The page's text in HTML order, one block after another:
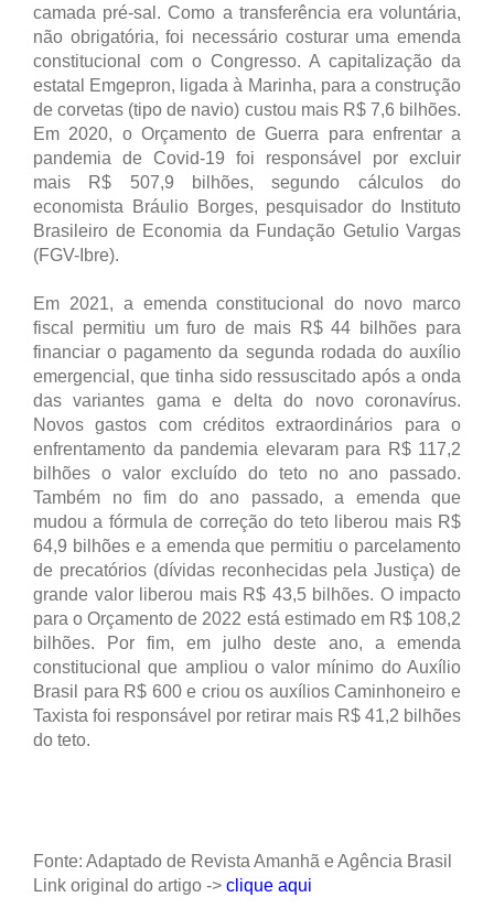
camada pré-sal. Como a transferência era voluntária,
não obrigatória, foi necessário costurar uma emenda
constitucional com o Congresso. A capitalização da
estatal Emgepron, ligada à Marinha, para a construção
de corvetas (tipo de navio) custou mais R$ 7,6 bilhões.
Em 2020, o Orçamento de Guerra para enfrentar a
pandemia de Covid-19 foi responsável por excluir
mais R$ 507,9 bilhões, segundo cálculos do
economista Bráulio Borges, pesquisador do Instituto
Brasileiro de Economia da Fundação Getulio Vargas
(FGV-Ibre).
Em 2021, a emenda constitucional do novo marco
fiscal permitiu um furo de mais R$ 44 bilhões para
financiar o pagamento da segunda rodada do auxílio
emergencial, que tinha sido ressuscitado após a onda
das variantes gama e delta do novo coronavírus.
Novos gastos com créditos extraordinários para o
enfrentamento da pandemia elevaram para R$ 117,2
bilhões o valor excluído do teto no ano passado.
Também no fim do ano passado, a emenda que
mudou a fórmula de correção do teto liberou mais R$
64,9 bilhões e a emenda que permitiu o parcelamento
de precatórios (dívidas reconhecidas pela Justiça) de
grande valor liberou mais R$ 43,5 bilhões. O impacto
para o Orçamento de 2022 está estimado em R$ 108,2
bilhões. Por fim, em julho deste ano, a emenda
constitucional que ampliou o valor mínimo do Auxílio
Brasil para R$ 600 e criou os auxílios Caminhoneiro e
Taxista foi responsável por retirar mais R$ 41,2 bilhões
do teto.
Fonte: Adaptado de Revista Amanhã e Agência Brasil
Link original do artigo -> clique aqui